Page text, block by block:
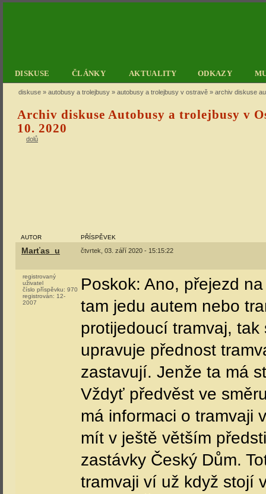
DISKUSE ČLÁNKY AKTUALITY ODKAZY
diskuse » autobusy a trolejbusy » autobusy a trolejbusy v ostravě » archiv diskuse
Archiv diskuse Autobusy a trolejbusy v
10. 2020
dolů
AUTOR PŘÍSPĚVEK
Marťas_u čtvrtek, 03. září 2020 - 15:15:22
registrovaný
uživatel
číslo příspěvku: 970
registrován: 12-
2007
Poskok: Ano, přejezd
tam jedu autem nebo
protijedoucí tramvaj,
upravuje přednost
zastavují. Jenže ta má
Vždyť předvěst ve
má informaci o tramvaji
mít v ještě větším
zastávky Český Dům.
tramvaji ví už když stojí